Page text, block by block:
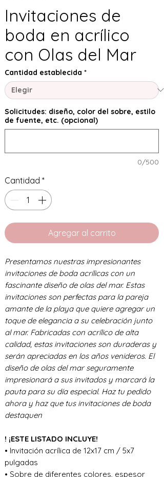
Invitaciones de
boda en acrílico
con Olas del Mar
Cantidad establecida *
Solicitudes: diseño, color del sobre, estilo
de fuente, etc. (opcional)
0/500
Cantidad *
Agregar al carrito
Presentamos nuestras impresionantes
invitaciones de boda acrílicas con un
fascinante diseño de olas del mar. Estas
invitaciones son perfectas para la pareja
amante de la playa que quiere agregar un
toque de elegancia a su celebración junto
al mar. Fabricadas con acrílico de alta
calidad, estas invitaciones son duraderas y
serán apreciadas en los años venideros. El
diseño de olas del mar seguramente
impresionará a sus invitados y marcará la
pauta para su día especial. Haz tu pedido
ahora y haz que tus invitaciones de boda
destaquen
! ¡ESTE LISTADO INCLUYE!
• Invitación acrílica de 12x17 cm / 5x7
pulgadas
• Sobre de diferentes colores, espesor